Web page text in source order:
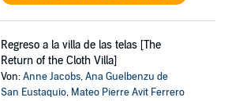
Regreso a la villa de las telas [The
Return of the Cloth Villa]
Von:Anne Jacobs,Ana Guelbenzu de
San Eustaquio, Mateo Pierre Avit Ferrero